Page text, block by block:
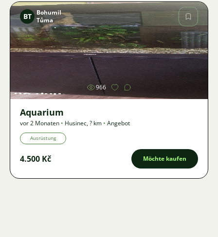
Bild
BT
Bohumil
Tůma
966
Aquarium
vor 2 Monaten • Husinec,? km • Angebot
Ausrüstung
4.500 Kč Möchte kaufen